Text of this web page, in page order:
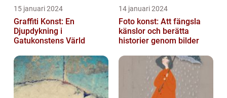
15 januari 2024
Graffiti Konst: En
Djupdykning i
Gatukonstens Värld
14 januari 2024
Foto konst: Att fängsla
känslor och berätta
historier genom bilder